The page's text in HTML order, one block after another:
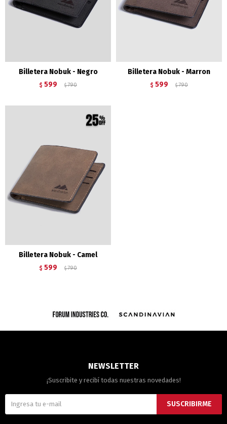
Billetera Nobuk - Negro
$ 599 $ 790
Billetera Nobuk - Marron
$ 599 $ 790
Billetera Nobuk - Camel
$ 599 $ 790
NEWSLETTER
¡Suscribite y recibí todas nuestras novedades!
SUSCRIBIRME